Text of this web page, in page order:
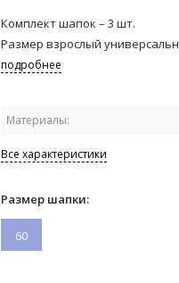
Комплект шапок – 3 шт.
Размер взрослый
подробнее
Материалы:
Все характеристики
Размер шапки:
60